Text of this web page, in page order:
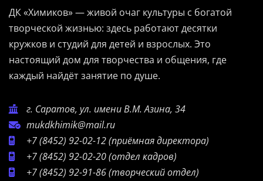
ДК «Химиков» — живой очаг культуры с богатой
творческой жизнью: здесь работают десятки
кружков и студий для детей и взрослых. Это
настоящий дом для творчества и общения, где
каждый найдёт занятие по душе.
г. Саратов, ул. имени В.М. Азина, 34
mukdkhimik@mail.ru
+7 (8452) 92-02-12(приёмная директора)
+7 (8452) 92-02-20(отдел кадров)
+7 (8452) 92-91-86(творческий отдел)